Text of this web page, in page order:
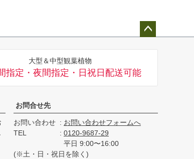
へ
大型＆中型観葉植物
指定・夜間指定・日祝日配送可能
お問合せ先
お問い合わせ
お問い合わせフォームへ
TEL
0120-9687-29
平日 9:00〜16:00
(※土・日・祝日を除く)